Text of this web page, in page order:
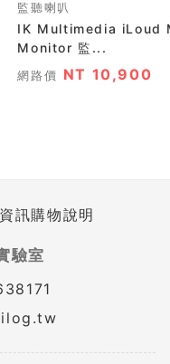
監聽喇叭
IK Multimedia iLoud
Monitor 監...
網路價 NT 10,900
訊購物說明
驗室